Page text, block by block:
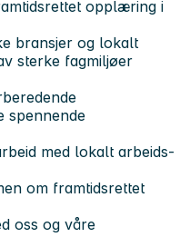
opplæring i
bransjer og lokalt
sterke fagmiljøer
spennende
med lokalt arbeids-
om framtidsrettet
oss og våre